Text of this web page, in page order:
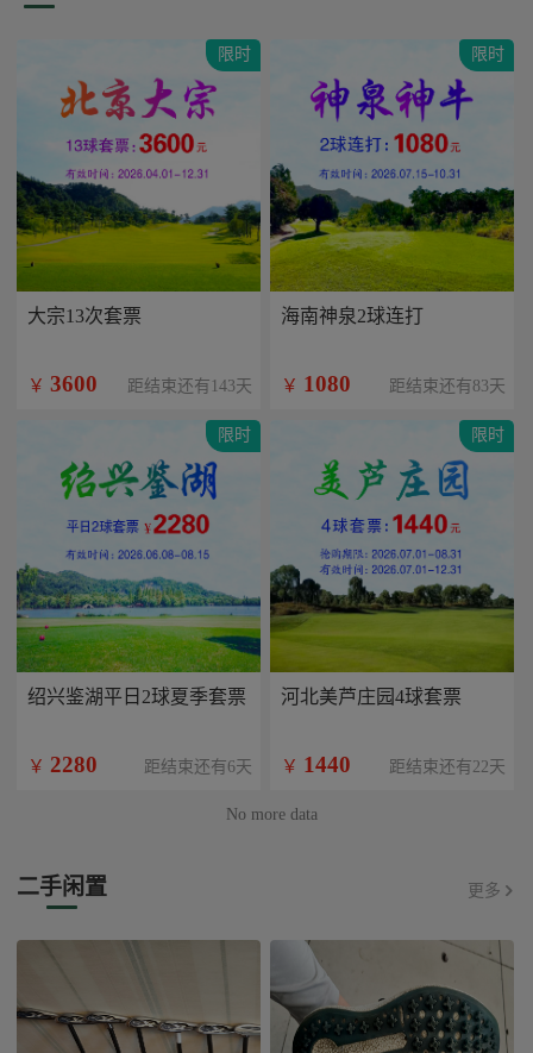
限时
大宗13次套票
￥ 3600 距结束还有143天
限时
海南神泉2球连打
￥ 1080 距结束还有83天
限时
绍兴鉴湖平日2球夏季套票
￥ 2280 距结束还有6天
限时
河北美芦庄园4球套票
￥ 1440 距结束还有22天
No more data
二手闲置 更多